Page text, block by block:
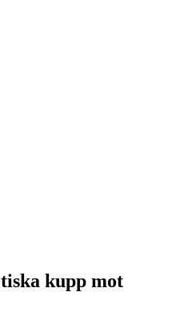
kupp mot